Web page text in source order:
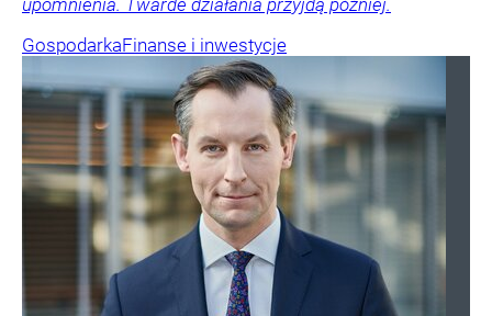
upomnienia. Twarde działania przyjdą później.
GospodarkaFinanse i inwestycje